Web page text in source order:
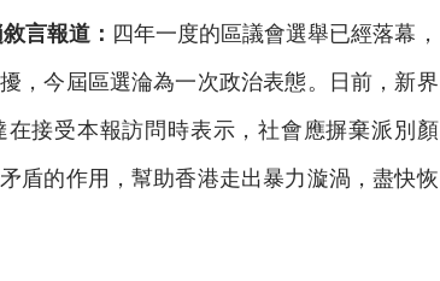
言報道： 四年一度的區議會選舉已經落幕，
，今屆區選淪為一次政治表態。日前，新界
接受本報訪問時表示，社會應摒棄派別顏
盾的作用，幫助香港走出暴力漩渦，盡快恢